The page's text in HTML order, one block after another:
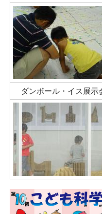
ダンボール・イス展示